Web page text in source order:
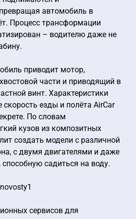
автомобиль в
Процесс трансформации
– водителю даже не
приводит мотор,
части и приводящий в
винт. Характеристики
скорость езды и полёта AirCar
По словам
кузов из композитных
создать модели с различной
с двумя двигателями и даже
садиться на воду.
сервисов для